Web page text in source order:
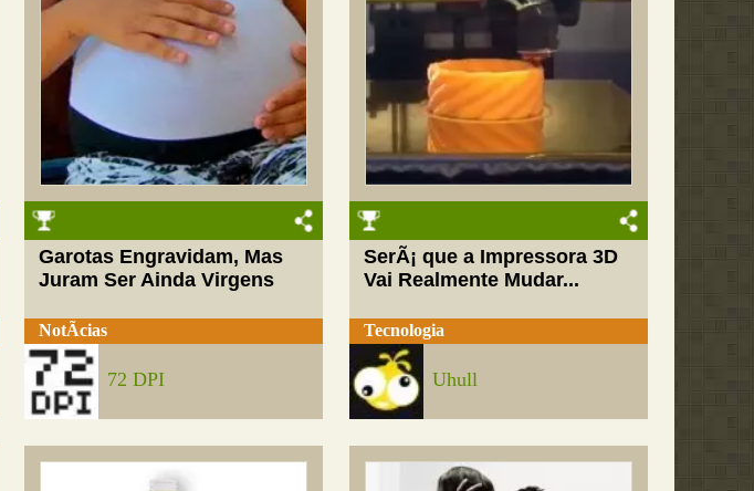
Garotas Engravidam, Mas
Juram Ser Ainda Virgens
NotÃ­cias
72 DPI
SerÃ¡ que a Impressora 3D
Vai Realmente Mudar...
Tecnologia
Uhull